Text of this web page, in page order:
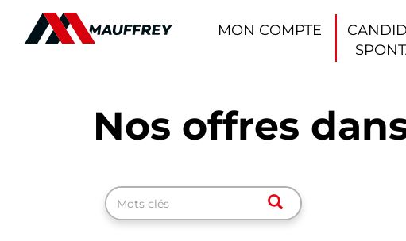
MON COMPTE
Nos offres
Rechercher